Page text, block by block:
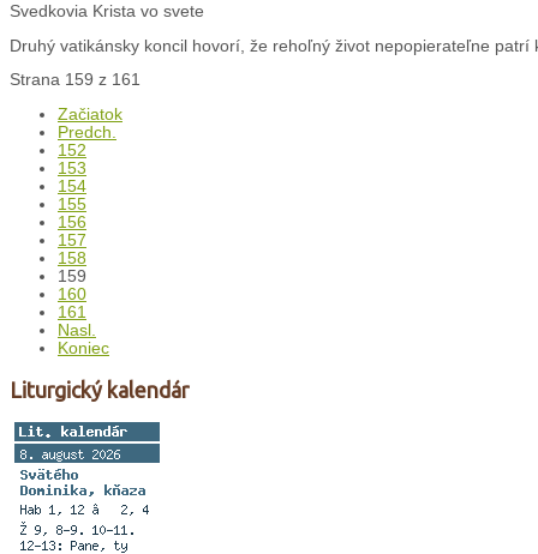
Svedkovia Krista vo svete
Druhý vatikánsky koncil hovorí, že rehoľný život nepopierateľne patrí
Strana 159 z 161
Začiatok
Predch.
152
153
154
155
156
157
158
159
160
161
Nasl.
Koniec
Liturgický kalendár